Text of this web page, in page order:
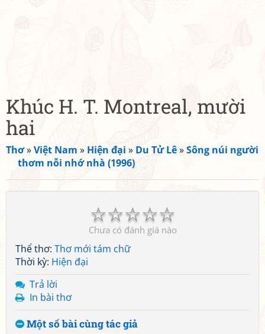
Khúc H. T. Montreal, mười
hai
Thơ»Việt Nam » Hiện đại » Du Tử Lê»Sông núi người
thơm nỗi nhớ nhà (1996)
☆
☆
☆
☆
☆
Chưa có đánh giá nào
Thể thơ: Thơ mới tám chữ
Thời kỳ: Hiện đại
Trả lời
In bài thơ
Một số bài cùng tác giả